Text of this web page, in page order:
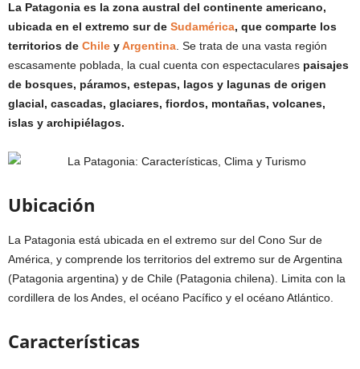
La Patagonia es la zona austral del continente americano,
ubicada en el extremo sur de Sudamérica, que comparte los
territorios de Chile yArgentina . Se trata de una vasta región
escasamente poblada, la cual cuenta con espectaculares paisajes
de bosques, páramos, estepas, lagos y lagunas de origen
glacial, cascadas, glaciares, fiordos, montañas, volcanes,
islas y archipiélagos.
Ubicación
La Patagonia está ubicada en el extremo sur del Cono Sur de
América, y comprende los territorios del extremo sur de Argentina
(Patagonia argentina) y de Chile (Patagonia chilena). Limita con la
cordillera de los Andes, el océano Pacífico y el océano Atlántico.
Características